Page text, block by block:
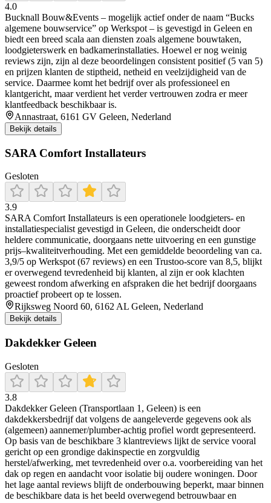
4.0
Bucknall Bouw&Events – mogelijk actief onder de naam “Bucks
algemene bouwservice” op Werkspot – is gevestigd in Geleen en
biedt een breed scala aan diensten zoals algemene bouwtaken,
loodgieterswerk en badkamerinstallaties. Hoewel er nog weinig
reviews zijn, zijn al deze beoordelingen consistent positief (5 van 5)
en prijzen klanten de stiptheid, netheid en veelzijdigheid van de
service. Daarmee komt het bedrijf over als professioneel en
klantgericht, maar verdient het verder vertrouwen zodra er meer
klantfeedback beschikbaar is.
Annastraat, 6161 GV Geleen, Nederland
Bekijk details
SARA Comfort Installateurs
Gesloten
3.9
SARA Comfort Installateurs is een operationele loodgieters- en
installatiespecialist gevestigd in Geleen, die onderscheidt door
heldere communicatie, doorgaans nette uitvoering en een gunstige
prijs–kwaliteitverhouding. Met een gemiddelde beoordeling van ca.
3,9/5 op Werkspot (67 reviews) en een Trustoo-score van 8,5, blijkt
er overwegend tevredenheid bij klanten, al zijn er ook klachten
geweest rondom afwerking en afspraken die het bedrijf doorgaans
proactief probeert op te lossen.
Rijksweg Noord 60, 6162 AL Geleen, Nederland
Bekijk details
Dakdekker Geleen
Gesloten
3.8
Dakdekker Geleen (Transportlaan 1, Geleen) is een
dakdekkersbedrijf dat volgens de aangeleverde gegevens ook als
(algemeen) aannemer/plumber-achtig profiel wordt gepresenteerd.
Op basis van de beschikbare 3 klantreviews lijkt de service vooral
gericht op een grondige dakinspectie en zorgvuldig
herstel/afwerking, met tevredenheid over o.a. voorbereiding van het
dak op regen en aandacht voor isolatie bij oudere woningen. Door
het lage aantal reviews blijft de onderbouwing beperkt, maar binnen
de beschikbare data is het beeld overwegend betrouwbaar en